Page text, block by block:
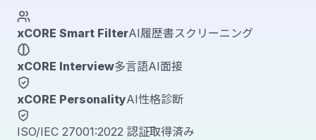
xCORE Smart FilterAI履歴書スクリーニング
xCORE Interview多言語AI面接
xCORE PersonalityAI性格診断
ISO/IEC 27001:2022 認証取得済み